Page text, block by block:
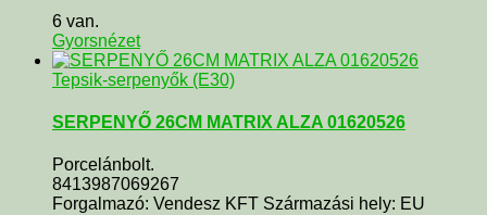
6 van.
Gyorsnézet
Tepsik-serpenyők (E30)
SERPENYŐ 26CM MATRIX ALZA 01620526
Porcelánbolt.
8413987069267
Forgalmazó: Vendesz KFT Származási hely: EU